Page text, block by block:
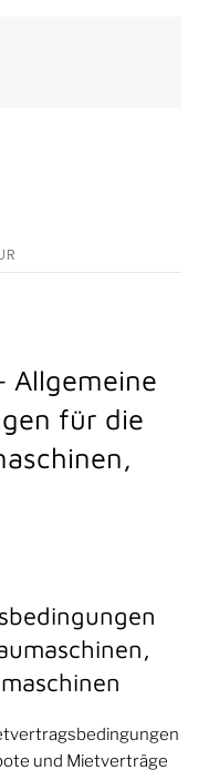
Allgemeine
für die
und Mietverträge